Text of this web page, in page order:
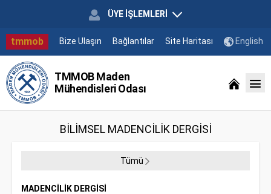
ÜYE İŞLEMLERİ
tmmob Bize Ulaşın Bağlantılar Site Haritası English
TMMOB Maden
Mühendisleri Odası
BİLİMSEL MADENCİLİK DERGİSİ
Tümü
MADENCİLİK DERGİSİ